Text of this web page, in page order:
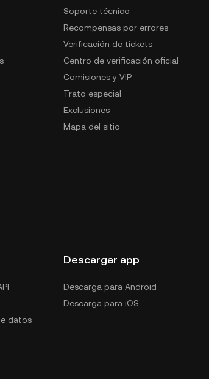
Soporte técnico
Recompensas por errores
Verificación de tickets
Centro de verificación oficial
Comisiones y VIP
Trato especial
Exclusiones
Mapa del sitio
datos
Descargar app
Descarga para Android
Descarga para iOS